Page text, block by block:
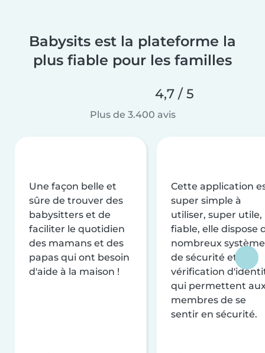
Babysits est la plateforme la
plus fiable pour les familles
4,7 / 5
Plus de 3.400 avis
Une façon belle et
sûre de trouver des
babysitters et de
faciliter le quotidien
des mamans et des
papas qui ont besoin
d'aide à la maison !
Cette application
super simple à
utiliser, super utile,
fiable, elle dispose
nombreux
de sécurité et de
vérification
qui permettent
membres de se
sentir en sécurité.